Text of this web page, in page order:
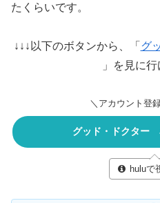
たくらいです。
↓↓↓以下のボタンから、「 グ
」を見に
＼アカウント登
グッド・ドクター
huluで